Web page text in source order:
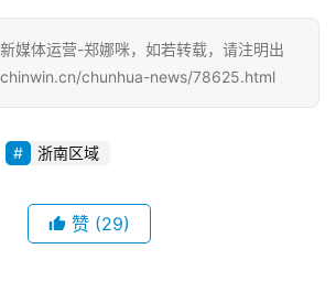
媒体运营-郑娜咪，如若转载，请注明出
chunhua-news/78625.html
浙南区域
赞 (29)